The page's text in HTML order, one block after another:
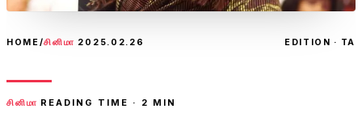
HOME/சினிமா 2025.02.26 EDITION · TA
சினிமா READING TIME · 2 MIN